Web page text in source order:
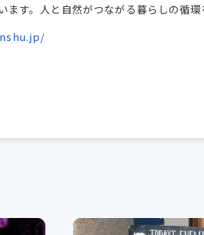
ます。人と自然がつながる暮らしの循環